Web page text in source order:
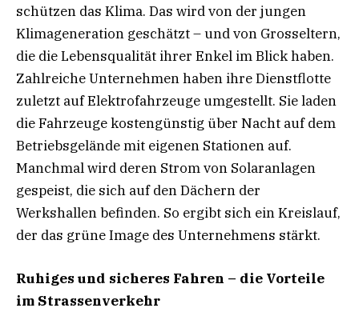
schützen das Klima. Das wird von der jungen
Klimageneration geschätzt – und von Grosseltern,
die die Lebensqualität ihrer Enkel im Blick haben.
Zahlreiche Unternehmen haben ihre Dienstflotte
zuletzt auf Elektrofahrzeuge umgestellt. Sie laden
die Fahrzeuge kostengünstig über Nacht auf dem
Betriebsgelände mit eigenen Stationen auf.
Manchmal wird deren Strom von Solaranlagen
gespeist, die sich auf den Dächern der
Werkshallen befinden. So ergibt sich ein Kreislauf,
der das grüne Image des Unternehmens stärkt.
Ruhiges und sicheres Fahren – die Vorteile
im Strassenverkehr